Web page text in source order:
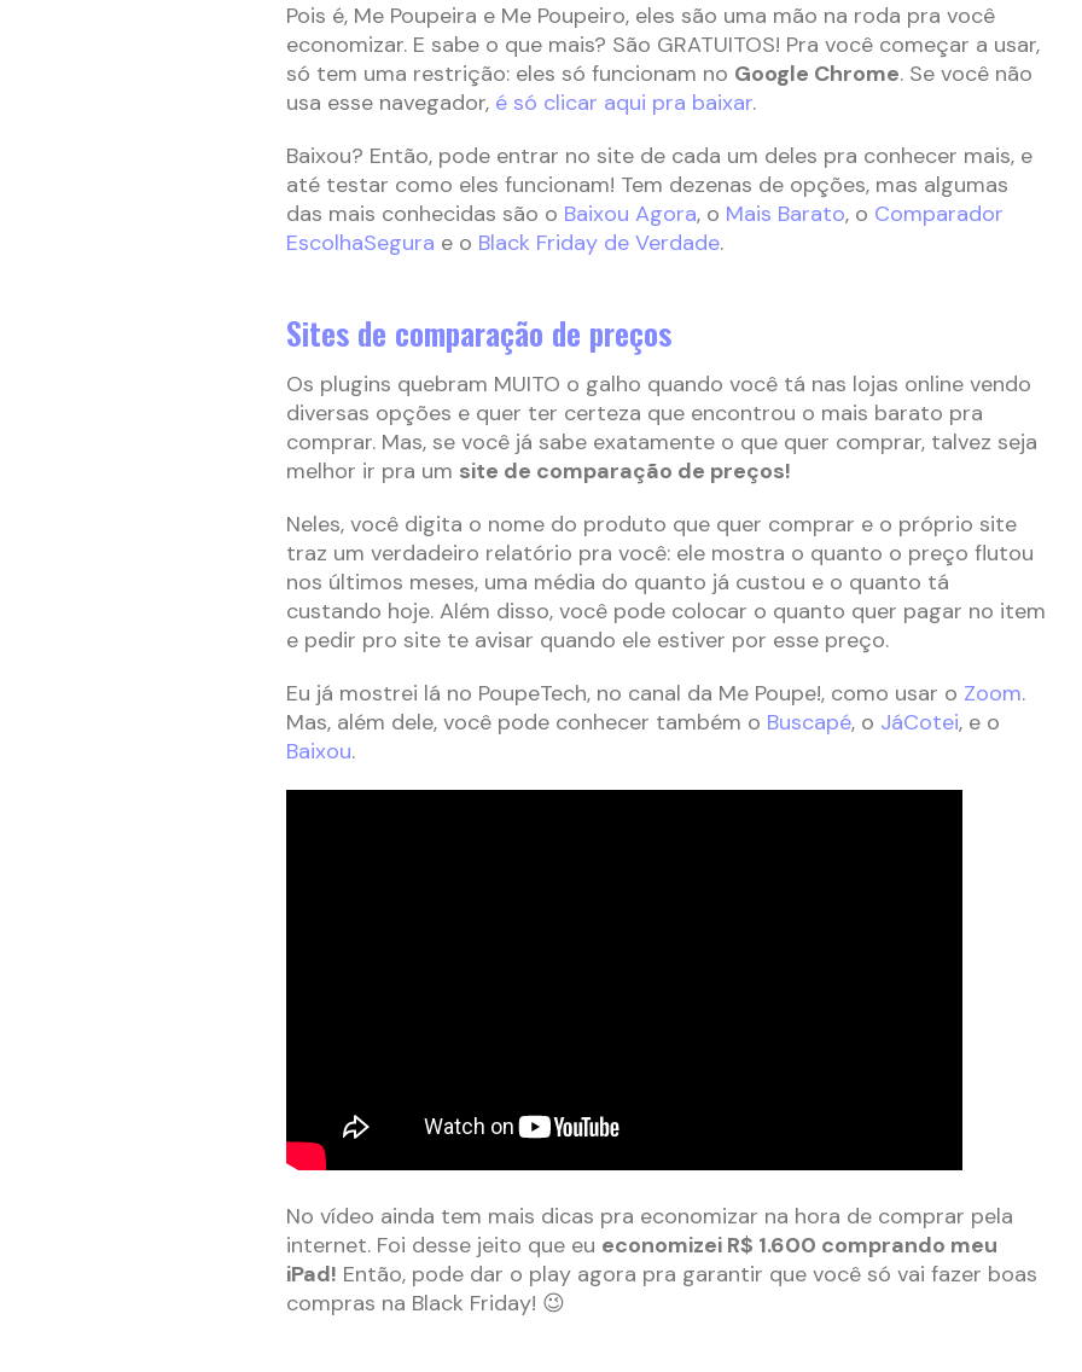
Pois é, Me Poupeira e Me Poupeiro, eles são uma mão na roda pra você
economizar. E sabe o que mais? São GRATUITOS! Pra você começar a usar,
só tem uma restrição: eles só funcionam no Google Chrome. Se você não
usa esse navegador, é só clicar aqui pra baixar.
Baixou? Então, pode entrar no site de cada um deles pra conhecer mais, e
até testar como eles funcionam! Tem dezenas de opções, mas algumas
das mais conhecidas são o Baixou Agora, o Mais Barato, o Comparador
EscolhaSegura e o Black Friday de Verdade.
Sites de comparação de preços
Os plugins quebram MUITO o galho quando você tá nas lojas online vendo
diversas opções e quer ter certeza que encontrou o mais barato pra
comprar. Mas, se você já sabe exatamente o que quer comprar, talvez seja
melhor ir pra um site de comparação de preços!
Neles, você digita o nome do produto que quer comprar e o próprio site
traz um verdadeiro relatório pra você: ele mostra o quanto o preço flutou
nos últimos meses, uma média do quanto já custou e o quanto tá
custando hoje. Além disso, você pode colocar o quanto quer pagar no item
e pedir pro site te avisar quando ele estiver por esse preço.
Eu já mostrei lá no PoupeTech, no canal da Me Poupe!, como usar o Zoom.
Mas, além dele, você pode conhecer também o Buscapé, o JáCotei, e o
Baixou.
No vídeo ainda tem mais dicas pra economizar na hora de comprar pela
internet. Foi desse jeito que eu economizei R$ 1.600 comprando meu
iPad! Então, pode dar o play agora pra garantir que você só vai fazer boas
compras na Black Friday! 😉